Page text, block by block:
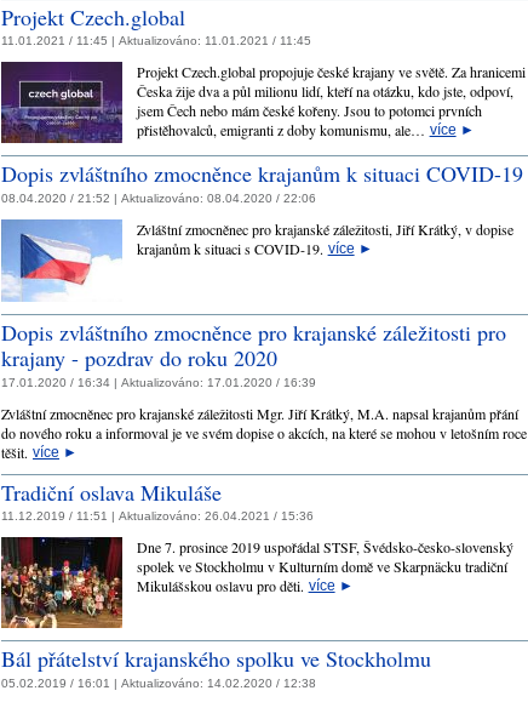
Projekt Czech.global
11.01.2021 / 11:45 | Aktualizováno: 11.01.2021 / 11:45
Projekt Czech.global propojuje české krajany ve světě. Za hranicemi
Česka žije dva a půl milionu lidí, kteří na otázku, kdo jste, odpoví,
jsem Čech nebo mám české kořeny. Jsou to potomci prvních
přistěhovalců, emigranti z doby komunismu, ale… více ►
Dopis zvláštního zmocněnce krajanům k situaci COVID-19
08.04.2020 / 21:52 | Aktualizováno: 08.04.2020 / 22:06
Zvláštní zmocněnec pro krajanské záležitosti, Jiří Krátký, v dopise
krajanům k situaci s COVID-19. více ►
Dopis zvláštního zmocněnce pro krajanské záležitosti pro
krajany - pozdrav do roku 2020
17.01.2020 / 16:34 | Aktualizováno: 17.01.2020 / 16:39
Zvláštní zmocněnec pro krajanské záležitosti Mgr. Jiří Krátký, M.A. napsal krajanům přání
do nového roku a informoval je ve svém dopise o akcích, na které se mohou v letošním roce
těšit. více ►
Tradiční oslava Mikuláše
11.12.2019 / 11:51 | Aktualizováno: 26.04.2021 / 15:36
Dne 7. prosince 2019 uspořádal STSF, Švédsko-česko-slovenský
spolek ve Stockholmu v Kulturním domě ve Skarpnäcku tradiční
Mikulášskou oslavu pro děti. více ►
Bál přátelství krajanského spolku ve Stockholmu
05.02.2019 / 16:01 | Aktualizováno: 14.02.2020 / 12:38